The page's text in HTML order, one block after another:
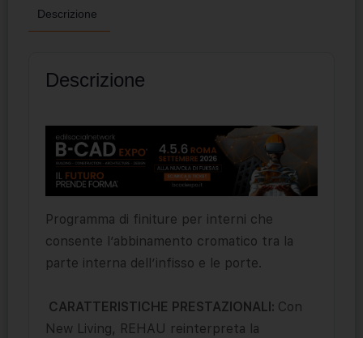
Descrizione
Descrizione
Programma di finiture per interni che
consente l’abbinamento cromatico tra la
parte interna dell’infisso e le porte.
CARATTERISTICHE PRESTAZIONALI: Con
New Living, REHAU reinterpreta la